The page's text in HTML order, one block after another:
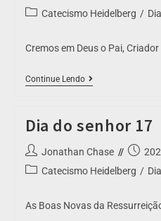
Catecismo Heidelberg /
Cremos em Deus o Pai,
Continue Lendo
Dia do senhor 17
Jonathan Chase
Catecismo Heidelberg /
As Boas Novas da